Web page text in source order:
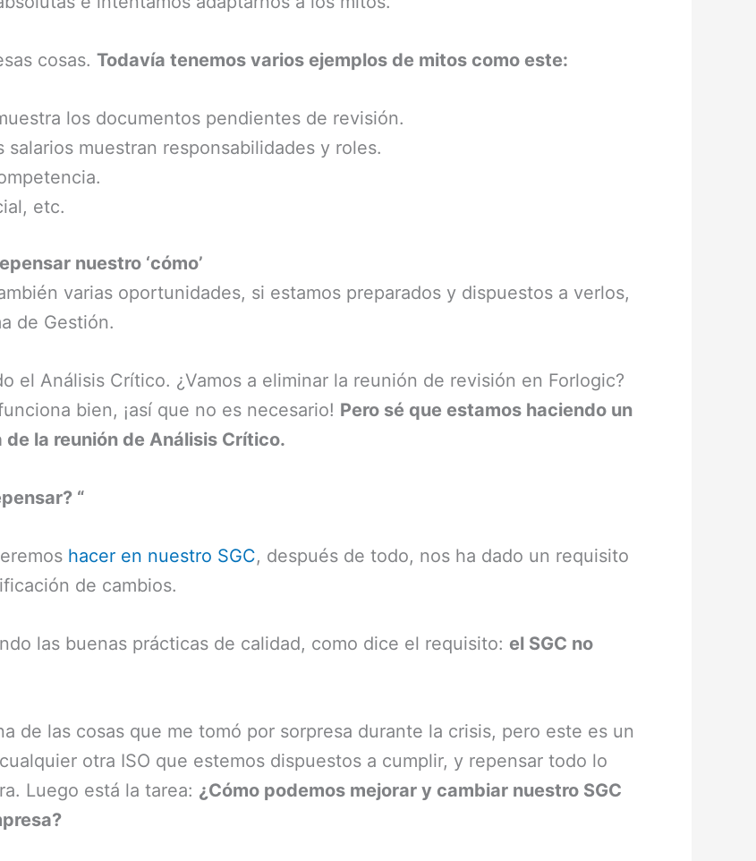
cosas. Todavía tenemos varios ejemplos de mitos como este:
los documentos pendientes de revisión.
muestran responsabilidades y roles.
etc.
nuestro ‘cómo’
varias oportunidades, si estamos preparados y dispuestos a verlos,
de Gestión.
el Análisis Crítico. ¿Vamos a eliminar la reunión de revisión en Forlogic?
bien, ¡así que no es necesario! Pero sé que estamos haciendo un
la reunión de Análisis Crítico.
“
hacer en nuestro SGC, después de todo, nos ha dado un requisito
de cambios.
las buenas prácticas de calidad, como dice el requisito: el SGC no
de las cosas que me tomó por sorpresa durante la crisis, pero este es un
otra ISO que estemos dispuestos a cumplir, y repensar todo lo
Luego está la tarea: ¿Cómo podemos mejorar y cambiar nuestro SGC